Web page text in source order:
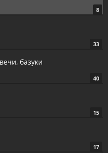
8
33
базуки
40
15
17